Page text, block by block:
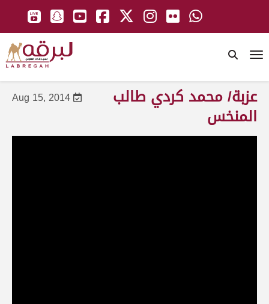
Aug 15, 2014 عزبة/ محمد كردي طالب
المنخس